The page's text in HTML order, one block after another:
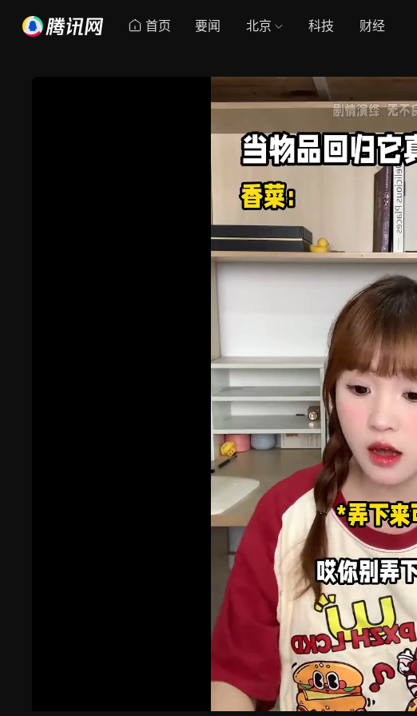
首页 要闻 北京 科技 财经